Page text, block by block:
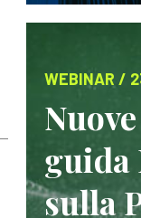
WEBINAR /
guida
sulla